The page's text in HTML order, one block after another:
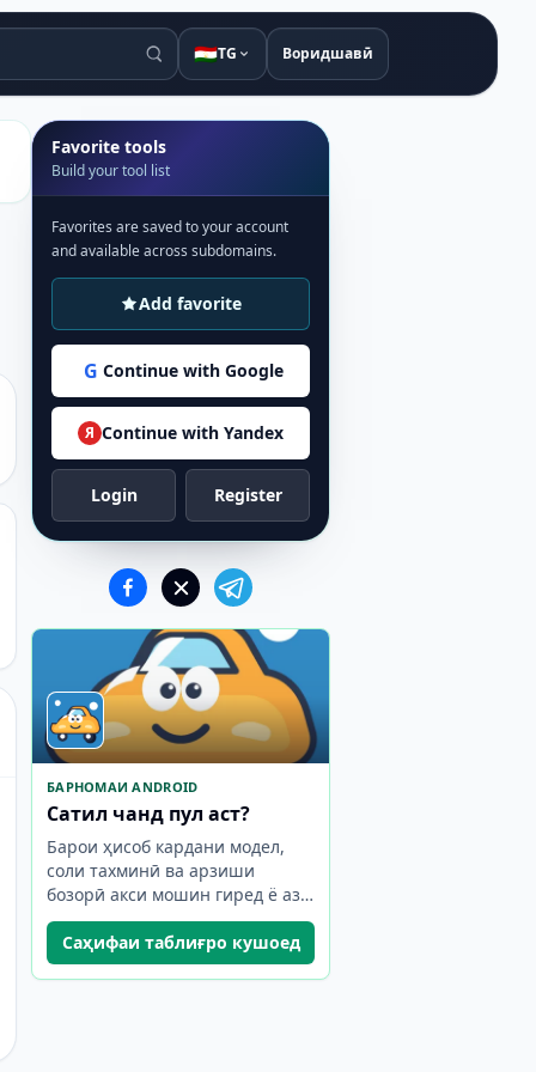
🇹🇯TG Воридшавӣ
Favorite tools
Build your tool list
Favorites are saved to your account
and available across subdomains.
Add favorite
G Continue with Google
Я Continue with Yandex
Login Register
БАРНОМАИ ANDROID
Сатил чанд пул аст?
Барои ҳисоб кардани модел,
соли тахминӣ ва арзиши
бозорӣ акси мошин гиред ё аз
галереяи худ якеро интихоб
кунед.
Саҳифаи таблиғро кушоед